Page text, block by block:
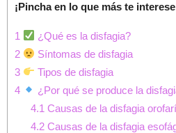
¡Pincha en lo que más te
1
¿Qué es la disfagia?
2
Síntomas de disfagia
3
Tipos de disfagia
4
¿Por qué se produce la
4.1 Causas de la disfagia
4.2Causas de la disfagia